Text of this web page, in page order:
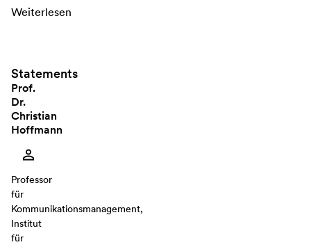
Weiterlesen
Statements
Prof.
Dr.
Christian
Hoffmann
Professor
für
Kommunikationsmanagement,
Institut
für